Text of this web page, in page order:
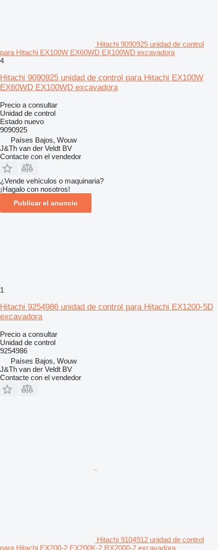
Hitachi 9090925 unidad de control
para Hitachi EX100W EX60WD EX100WD excavadora
4
Hitachi 9090925 unidad de control para Hitachi EX100W
EX60WD EX100WD excavadora
Precio a consultar
Unidad de control
Estado nuevo
9090925
Países Bajos, Wouw
J&Th van der Veldt BV
Contacte con el vendedor
¿Vende vehículos o maquinaria?
¡Hagalo con nosotros!
Publicar el anuncio
1
Hitachi 9254986 unidad de control para Hitachi EX1200-5D
excavadora
Precio a consultar
Unidad de control
9254986
Países Bajos, Wouw
J&Th van der Veldt BV
Contacte con el vendedor
Hitachi 9104912 unidad de control
para Hitachi EX200-2 EX200K-2 RX2000-2 excavadora